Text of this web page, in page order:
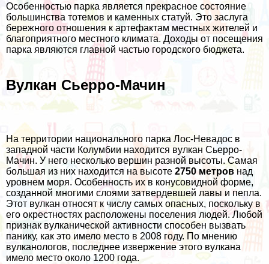
Особенностью парка является прекрасное состояние
большинства тотемов и каменных статуй. Это заслуга
бережного отношения к артефактам местных жителей и
благоприятного местного климата. Доходы от посещения
парка являются главной частью городского бюджета.
Вулкан Сьерро-Мачин
На территории национального парка Лос-Невадос в
западной части Колумбии находится вулкан Сьерро-
Мачин. У него несколько вершин разной высоты. Самая
большая из них находится на высоте 2750 метровнад
уровнем моря. Особенность их в конусовидной форме,
созданной многими слоями затвердевшей лавы и пепла.
Этот вулкан относят к числу самых опасных, поскольку в
его окрестностях расположены поселения людей. Любой
признак вулканической активности способен вызвать
панику, как это имело место в 2008 году. По мнению
вулканологов, последнее извержение этого вулкана
имело место около 1200 года.